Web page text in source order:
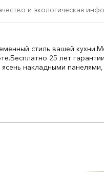
и экологическая
стиль вашей кухни.
Бесплатно 25 лет
накладными